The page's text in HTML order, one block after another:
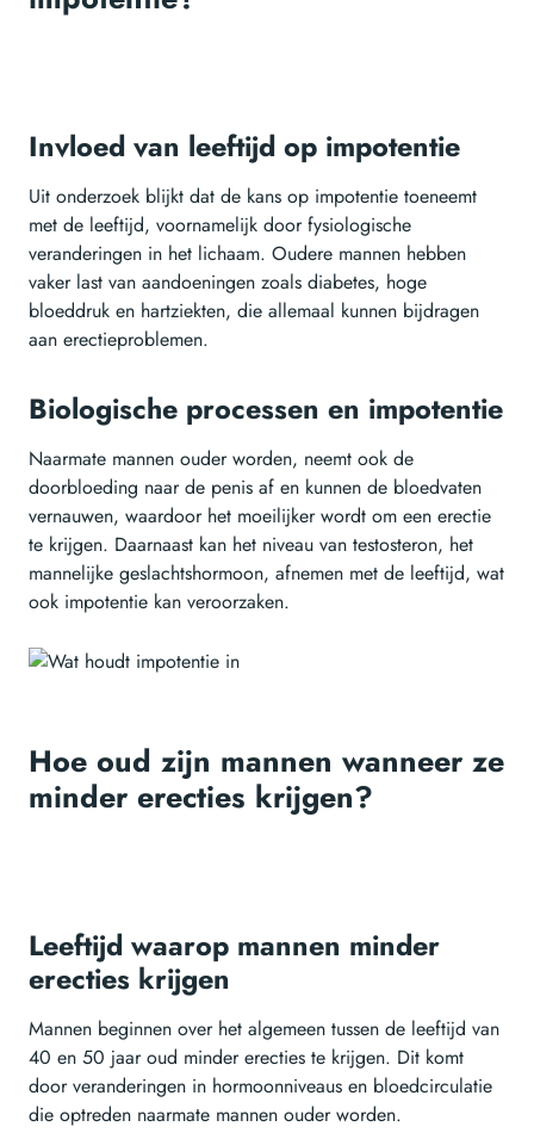
Invloed van leeftijd op impotentie
Uit onderzoek blijkt dat de kans op impotentie toeneemt
met de leeftijd, voornamelijk door fysiologische
veranderingen in het lichaam. Oudere mannen hebben
vaker last van aandoeningen zoals diabetes, hoge
bloeddruk en hartziekten, die allemaal kunnen bijdragen
aan erectieproblemen.
Biologische processen en impotentie
Naarmate mannen ouder worden, neemt ook de
doorbloeding naar de penis af en kunnen de bloedvaten
vernauwen, waardoor het moeilijker wordt om een erectie
te krijgen. Daarnaast kan het niveau van testosteron, het
mannelijke geslachtshormoon, afnemen met de leeftijd, wat
ook impotentie kan veroorzaken.
Hoe oud zijn mannen wanneer ze
minder erecties krijgen?
Leeftijd waarop mannen minder
erecties krijgen
Mannen beginnen over het algemeen tussen de leeftijd van
40 en 50 jaar oud minder erecties te krijgen. Dit komt
door veranderingen in hormoonniveaus en bloedcirculatie
die optreden naarmate mannen ouder worden.